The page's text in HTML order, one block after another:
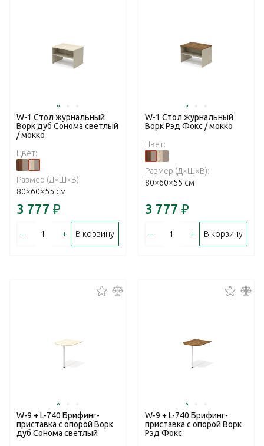
W-1 Стол журнальный
Ворк дуб Сонома светлый
/ мокко
Цвет:
Размер (Д×Ш×В):
80×60×55 см
3 777 ₽
– + В корзину
W-1 Стол журнальный
Ворк Рэд Фокс / мокко
Цвет:
Размер (Д×Ш×В):
80×60×55 см
3 777 ₽
– + В корзину
W-9 + L-740 Брифинг-
приставка с опорой Ворк
дуб Сонома светлый
W-9 + L-740 Брифинг-
приставка с опорой Ворк
Рэд Фокс